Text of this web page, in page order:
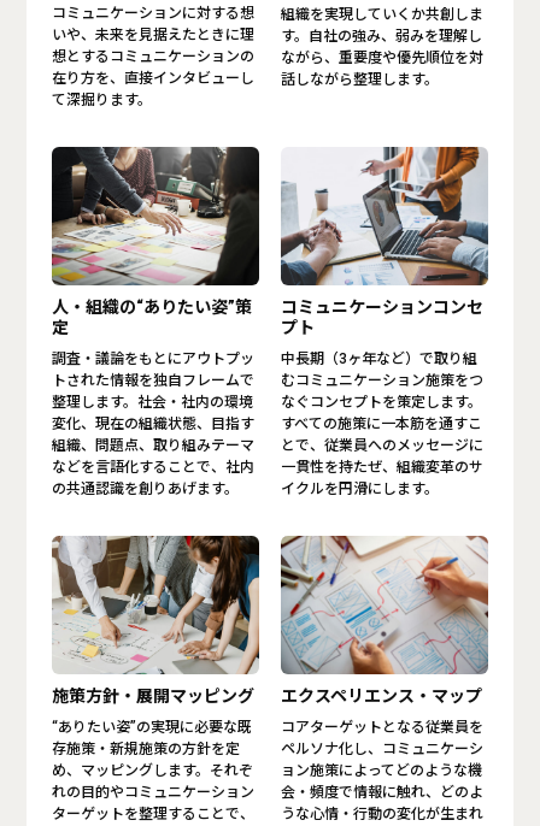
コミュニケーションに対する想
いや、未来を見据えたときに理
想とするコミュニケーションの
在り方を、直接インタビューし
て深掘ります。
組織を実現していくか共創しま
す。自社の強み、弱みを理解し
ながら、重要度や優先順位を対
話しながら整理します。
人・組織の“ありたい姿”策
定
調査・議論をもとにアウトプッ
トされた情報を独自フレームで
整理します。社会・社内の環境
変化、現在の組織状態、目指す
組織、問題点、取り組みテーマ
などを言語化することで、社内
の共通認識を創りあげます。
コミュニケーションコンセ
プト
中長期（3ヶ年など）で取り組
むコミュニケーション施策をつ
なぐコンセプトを策定します。
すべての施策に一本筋を通すこ
とで、従業員へのメッセージに
一貫性を持たぜ、組織変革のサ
イクルを円滑にします。
施策方針・展開マッピング
“ありたい姿”の実現に必要な既
存施策・新規施策の方針を定
め、マッピングします。それぞ
れの目的やコミュニケーション
ターゲットを整理することで、
エクスペリエンス・マップ
コアターゲットとなる従業員を
ペルソナ化し、コミュニケーシ
ョン施策によってどのような機
会・頻度で情報に触れ、どのよ
うな心情・行動の変化が生まれ